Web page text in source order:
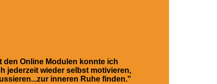
den Online Modulen konnte ich
jederzeit wieder selbst motivieren,
inneren Ruhe finden."